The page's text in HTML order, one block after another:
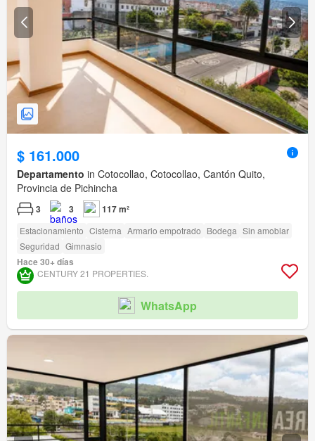
$ 161.000
Departamento in Cotocollao, Cotocollao, Cantón Quito,
Provincia de Pichincha
3 3 117 m²
Estacionamiento Cisterna Armario empotrado Bodega Sin amoblar
Seguridad Gimnasio
Hace 30+ días
CENTURY 21 PROPERTIES.
WhatsApp